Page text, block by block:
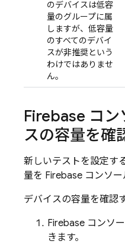
のデバイスは低容
量のグループに属
しますが、低容量
のすべてのデバイ
スが非推奨という
わけではありませ
ん。
Firebase コ
スの容量を確
新しいテストを設定す
量を Firebase コンソー
デバイスの容量を確認
Firebase コンソ
きます。